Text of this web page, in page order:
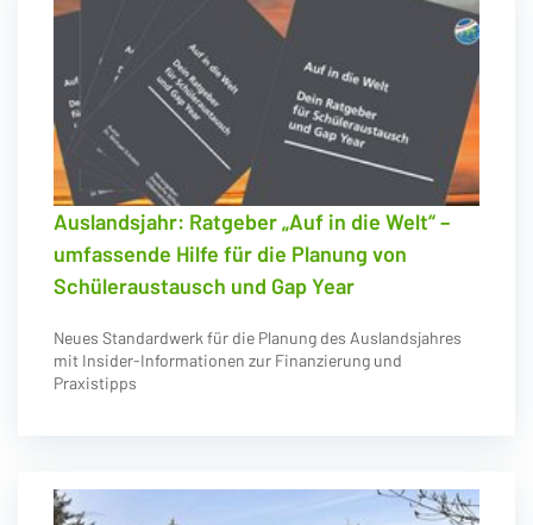
Auslandsjahr: Ratgeber „Auf in die Welt“ –
umfassende Hilfe für die Planung von
Schüleraustausch und Gap Year
Neues Standardwerk für die Planung des Auslandsjahres
mit Insider-Informationen zur Finanzierung und
Praxistipps